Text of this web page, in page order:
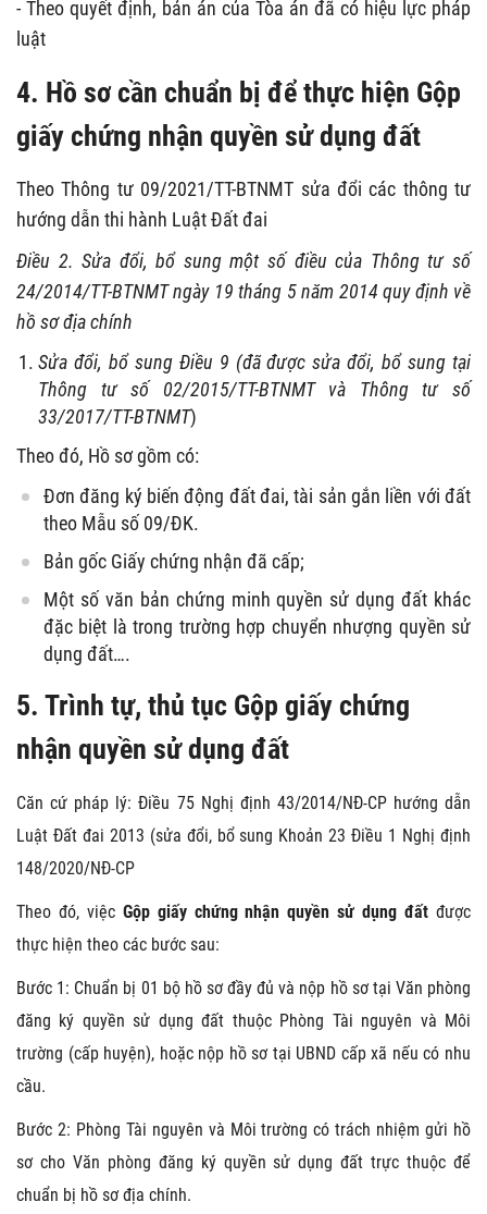
- Theo quyết định, bản án của Tòa án đã có hiệu lực pháp
luật
4. Hồ sơ cần chuẩn bị để thực hiện Gộp
giấy chứng nhận quyền sử dụng đất
Theo Thông tư 09/2021/TT-BTNMT sửa đổi các thông tư
hướng dẫn thi hành Luật Đất đai
Điều 2. Sửa đổi, bổ sung một số điều của Thông tư số
24/2014/TT-BTNMT ngày 19 tháng 5 năm 2014 quy định về
hồ sơ địa chính
Sửa đổi, bổ sung Điều 9 (đã được sửa đổi, bổ sung tại
Thông tư số 02/2015/TT-BTNMT và Thông tư số
33/2017/TT-BTNMT)
Theo đó, Hồ sơ gồm có:
Đơn đăng ký biến động đất đai, tài sản gắn liền với đất
theo Mẫu số 09/ĐK.
Bản gốc Giấy chứng nhận đã cấp;
Một số văn bản chứng minh quyền sử dụng đất khác
đặc biệt là trong trường hợp chuyển nhượng quyền sử
dụng đất….
5. Trình tự, thủ tục Gộp giấy chứng
nhận quyền sử dụng đất
Căn cứ pháp lý: Điều 75 Nghị định 43/2014/NĐ-CP hướng dẫn
Luật Đất đai 2013 (sửa đổi, bổ sung Khoản 23 Điều 1 Nghị định
148/2020/NĐ-CP
Theo đó, việc Gộp giấy chứng nhận quyền sử dụng đấtđược
thực hiện theo các bước sau:
Bước 1: Chuẩn bị 01 bộ hồ sơ đầy đủ và nộp hồ sơ tại Văn phòng
đăng ký quyền sử dụng đất thuộc Phòng Tài nguyên và Môi
trường (cấp huyện), hoặc nộp hồ sơ tại UBND cấp xã nếu có nhu
cầu.
Bước 2: Phòng Tài nguyên và Môi trường có trách nhiệm gửi hồ
sơ cho Văn phòng đăng ký quyền sử dụng đất trực thuộc để
chuẩn bị hồ sơ địa chính.